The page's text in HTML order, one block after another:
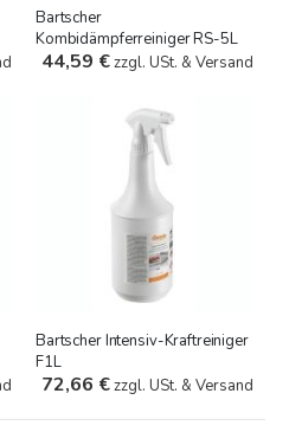
Bartscher
Kombidämpferreiniger RS-5L
44,59 €zzgl. USt. & Versand
Bartscher Intensiv-Kraftreiniger
F1L
72,66 €zzgl. USt. & Versand